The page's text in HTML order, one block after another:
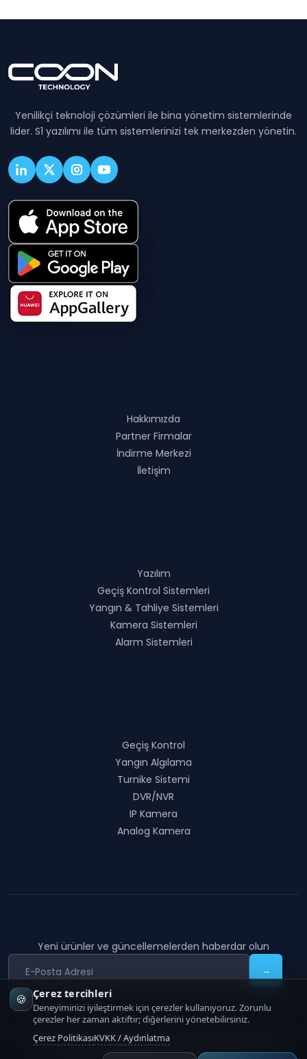
Yenilikçi teknoloji çözümleri ile bina yönetim sistemlerinde
lider. S1 yazılımı ile tüm sistemlerinizi tek merkezden yönetin.
Hakkımızda
Partner Firmalar
İndirme Merkezi
İletişim
Yazılım
Geçiş Kontrol Sistemleri
Yangın & Tahliye Sistemleri
Kamera Sistemleri
Alarm Sistemleri
Geçiş Kontrol
Yangın Algılama
Turnike Sistemi
DVR/NVR
IP Kamera
Analog Kamera
Yeni ürünler ve güncellemelerden haberdar olun
→
COON TECHNOLOGY|Copyright2026
🍪 Çerez tercihleri
Deneyiminizi iyileştirmek için çerezler kullanıyoruz. Zorunlu
çerezler her zaman aktiftir; diğerlerini yönetebilirsiniz.
Çerez PolitikasıKVKK / Aydınlatma